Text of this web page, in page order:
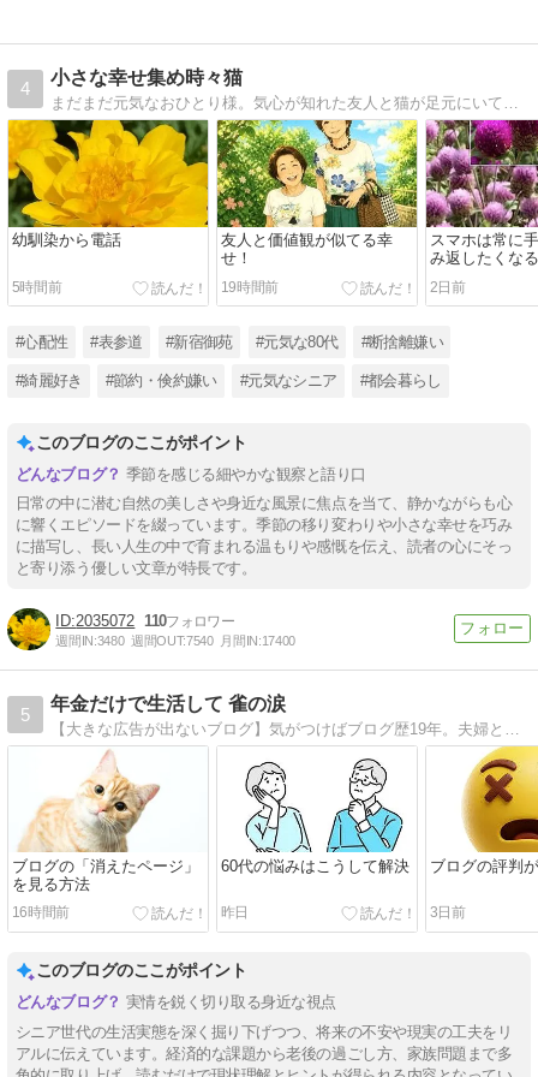
4
小さな幸せ集め時々猫
まだまだ元気なおひとり様。気心が知れた友人と猫が足元にいてビールがあれば幸せ。
幼馴染から電話
5時間前
友人と価値観が似てる幸
せ！
19時間前
スマホは常に
み返したくな
2日前
#心配性 #表参道 #新宿御苑 #元気な80代 #断捨離嫌い
#綺麗好き #節約・倹約嫌い #元気なシニア #都会暮らし
このブログのここがポイント
季節を感じる細やかな観察と語り口
日常の中に潜む自然の美しさや身近な風景に焦点を当て、静かながらも心
に響くエピソードを綴っています。季節の移り変わりや小さな幸せを巧み
に描写し、長い人生の中で育まれる温もりや感慨を伝え、読者の心にそっ
と寄り添う優しい文章が特長です。
2035072 110
週間IN:3480 週間OUT:7540 月間IN:17400
5
年金だけで生活して 雀の涙
ブログの「消えたページ」
を見る方法
16時間前
60代の悩みはこうして解決
昨日
ブログの評判
3日前
このブログのここがポイント
実情を鋭く切り取る身近な視点
シニア世代の生活実態を深く掘り下げつつ、将来の不安や現実の工夫をリ
アルに伝えています。経済的な課題から老後の過ごし方、家族問題まで多